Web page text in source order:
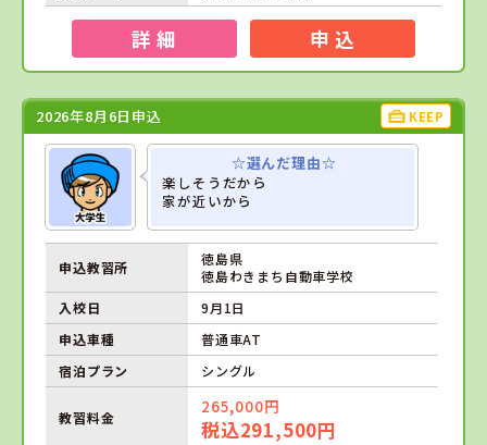
詳 細 申 込
2026年8月6日申込 KEEP
☆選んだ理由☆
楽しそうだから
家が近いから
申込教習所
徳島県
徳島わきまち自動車学校
入校日
9月1日
申込車種
普通車AT
宿泊プラン
シングル
教習料金
265,000円
税込291,500円